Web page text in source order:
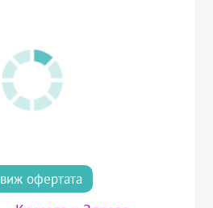
виж офертата